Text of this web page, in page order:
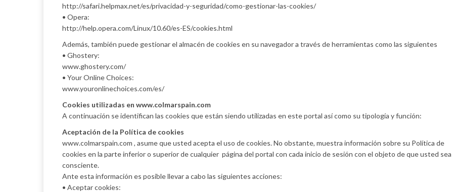
http://safari.helpmax.net/es/privacidad-y-seguridad/como-gestionar-las-cookies/
• Opera:
http://help.opera.com/Linux/10.60/es-ES/cookies.html
Además, también puede gestionar el almacén de cookies en su navegador a través de herramientas como las siguientes
• Ghostery:
www.ghostery.com/
• Your Online Choices:
www.youronlinechoices.com/es/
Cookies utilizadas en www.colmarspain.com
A continuación se identifican las cookies que están siendo utilizadas en este portal así como su tipología y función:
Aceptación de la Política de cookies
www.colmarspain.com , asume que usted acepta el uso de cookies. No obstante, muestra información sobre su Política de
cookies en la parte inferior o superior de cualquier página del portal con cada inicio de sesión con el objeto de que usted sea
consciente.
Ante esta información es posible llevar a cabo las siguientes acciones:
• Aceptar cookies: